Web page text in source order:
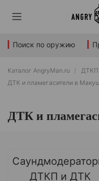
Поиск по оружию
Каталог AngryMan.ru
ДТКП
ДТК и пламегасители в
ДТК и
ДТКП и ДТК